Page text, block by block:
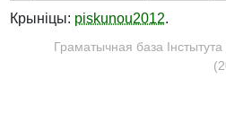
Крыніцы: piskunou2012.
Граматычная база